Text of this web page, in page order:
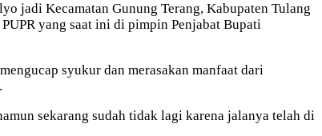
jadi Kecamatan Gunung Terang, Kabupaten Tulang
yang saat ini di pimpin Penjabat Bupati
syukur dan merasakan manfaat dari
sekarang sudah tidak lagi karena jalanya telah di